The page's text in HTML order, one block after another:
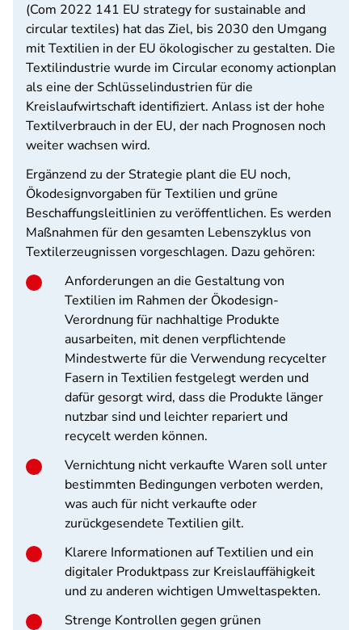
(Com 2022 141 EU strategy for sustainable and
circular textiles) hat das Ziel, bis 2030 den Umgang
mit Textilien in der EU ökologischer zu gestalten. Die
Textilindustrie wurde im Circular economy actionplan
als eine der Schlüsselindustrien für die
Kreislaufwirtschaft identifiziert. Anlass ist der hohe
Textilverbrauch in der EU, der nach Prognosen noch
weiter wachsen wird.
Ergänzend zu der Strategie plant die EU noch,
Ökodesignvorgaben für Textilien und grüne
Beschaffungsleitlinien zu veröffentlichen. Es werden
Maßnahmen für den gesamten Lebenszyklus von
Textilerzeugnissen vorgeschlagen. Dazu gehören:
Anforderungen an die Gestaltung von
Textilien im Rahmen der Ökodesign-
Verordnung für nachhaltige Produkte
ausarbeiten, mit denen verpflichtende
Mindestwerte für die Verwendung recycelter
Fasern in Textilien festgelegt werden und
dafür gesorgt wird, dass die Produkte länger
nutzbar sind und leichter repariert und
recycelt werden können.
Vernichtung nicht verkaufte Waren soll unter
bestimmten Bedingungen verboten werden,
was auch für nicht verkaufte oder
zurückgesendete Textilien gilt.
Klarere Informationen auf Textilien und ein
digitaler Produktpass zur Kreislauffähigkeit
und zu anderen wichtigen Umweltaspekten.
Strenge Kontrollen gegen grünen